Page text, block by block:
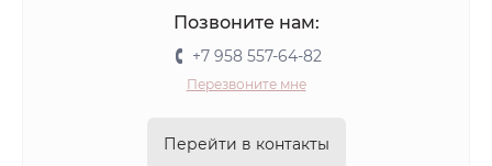
Позвоните нам:
+7 958 557-64-82
Перезвоните мне
Перейти в контакты